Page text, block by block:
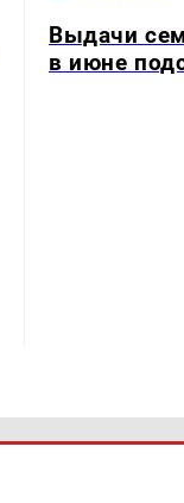
Выдачи
в июне